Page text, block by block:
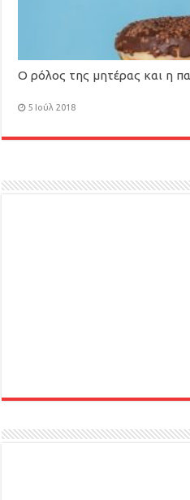
Ο ρόλος της μητέρας και η
5 Ιούλ 2018